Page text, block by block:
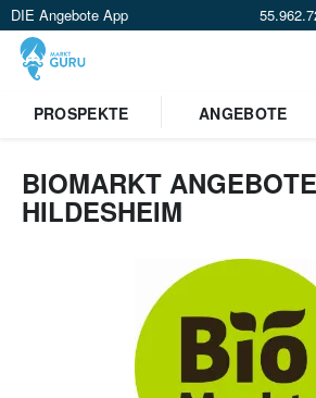
DIE Angebote App
PROSPEKTE
ANGEBOTE
BIOMARKT
HILDESHEIM